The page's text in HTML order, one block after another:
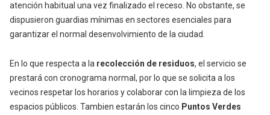
atención habitual una vez finalizado el receso. No obstante, se
dispusieron guardias mínimas en sectores esenciales para
garantizar el normal desenvolvimiento de la ciudad.
En lo que respecta a la recolección de residuos, el servicio se
prestará con cronograma normal, por lo que se solicita a los
vecinos respetar los horarios y colaborar con la limpieza de los
espacios públicos. Tambien estarán los cinco Puntos Verdes